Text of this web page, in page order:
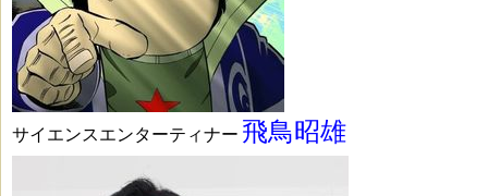
サイエンスエンターティナー 飛鳥昭雄